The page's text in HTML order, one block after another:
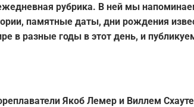
рубрика. В ней мы
памятные даты, дни рождения
в разные годы в этот день, и
Якоб Лемер и Виллем